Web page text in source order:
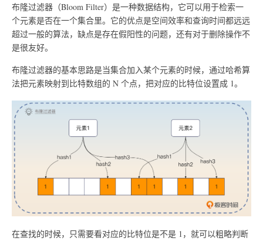
布隆过滤器（Bloom Filter）是一种数据结构，它可以用于检索一
个元素是否在一个集合里。它的优点是空间效率和查询时间都远远
超过一般的算法，缺点是存在假阳性的问题，还有对于删除操作不
是很友好。
布隆过滤器的基本思路是当集合加入某个元素的时候，通过哈希算
法把元素映射到比特数组的 N 个点，把对应的比特位设置成 1。
在查找的时候，只需要看对应的比特位是不是 1，就可以粗略判断